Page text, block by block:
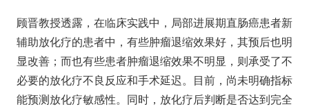
顾晋教授透露，在临床实践中，局部进展期直肠癌患者新
辅助放化疗的患者中，有些肿瘤退缩效果好，其预后也明
显改善；而也有些患者肿瘤退缩效果不明显，则承受了不
必要的放化疗不良反应和手术延迟。目前，尚未明确指标
能预测放化疗敏感性。同时，放化疗后判断是否达到完全